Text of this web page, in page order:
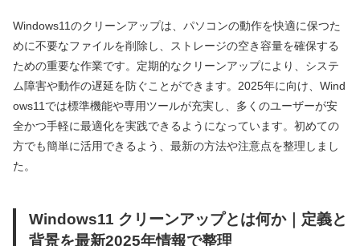
Windows11のクリーンアップは、パソコンの動作を快適に保つた
めに不要なファイルを削除し、ストレージの空き容量を確保する
ための重要な作業です。定期的なクリーンアップにより、システ
ム障害や動作の遅延を防ぐことができます。2025年に向け、Wind
ows11では標準機能や専用ツールが充実し、多くのユーザーが安
全かつ手軽に最適化を実践できるようになっています。初めての
方でも簡単に活用できるよう、最新の方法や注意点を整理しまし
た。
Windows11 クリーンアップとは何か｜定義と
背景を最新2025年情報で整理